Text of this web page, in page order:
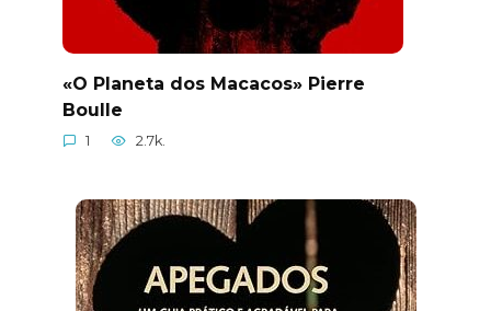
«O Planeta dos Macacos» Pierre
Boulle
1 2.7k.